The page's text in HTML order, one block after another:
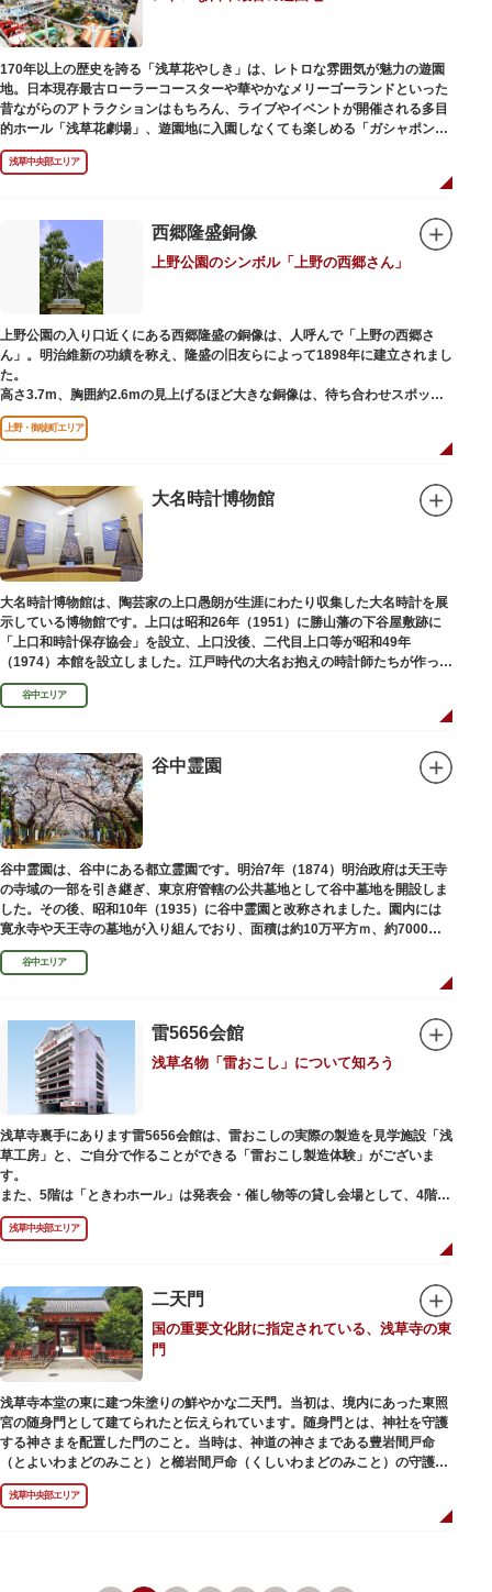
170年以上の歴史を誇る「浅草花やしき」は、レトロな雰囲気が魅力の遊園
地。日本現存最古ローラーコースターや華やかなメリーゴーランドといった
昔ながらのアトラクションはもちろん、ライブやイベントが開催される多目
的ホール「浅草花劇場」、遊園地に入園しなくても楽しめる「ガシャポンの
デパート浅草花やしき店」も併設され、さまざまな娯楽を楽しめる浅草の
「遊びの場」として親しまれています。
と菊細工を主とした花園（かえん）として誕生しました。明治時代に入ると
遊戯施設が置かれ、珍鳥や猛獣、見世物の展示などでも評判に。全国有数の
動物園としても知られるようになりました。戦後は遊園地として再開し、温
かさと懐かしさを併せ持つレトロなアトラクションや雰囲気で人気のスポッ
トとなっています。幼児（0歳～4歳）は入園とのりもの料が無料で、年齢や
身長制限の無いアトラクションもあり、子どもの遊園地デビューにもぴった
りです。
浅草中央部エリア
西郷隆盛銅像
上野公園のシンボル「上野の西郷さん」
上野公園の入り口近くにある西郷隆盛の銅像は、人呼んで「上野の西郷さ
ん」。明治維新の功績を称え、隆盛の旧友らによって1898年に建立されまし
た。
高さ3.7m、胸囲約2.6mの見上げるほど大きな銅像は、待ち合わせスポット
やフォトスポットとして親しまれています。彫刻家、高村光雲によって作ら
れた像は、愛犬のツンと一緒にうさぎ狩りに出かけているところだそう。
上野公園にお立ち寄りの際は、ぜひ「上野の西郷さん」と写真撮影を楽しん
上野・御徒町エリア
大名時計博物館
大名時計博物館は、陶芸家の上口愚朗が生涯にわたり収集した大名時計を展
示している博物館です。上口は昭和26年（1951）に勝山藩の下谷屋敷跡に
「上口和時計保存協会」を設立、上口没後、二代目上口等が昭和49年
（1974）本館を設立しました。江戸時代の大名お抱えの時計師たちが作った
櫓時計、台時計、枕時計などが並びます。
谷中エリア
谷中霊園
谷中霊園は、谷中にある都立霊園です。明治7年（1874）明治政府は天王寺
の寺域の一部を引き継ぎ、東京府管轄の公共墓地として谷中墓地を開設しま
した。その後、昭和10年（1935）に谷中霊園と改称されました。園内には
寛永寺や天王寺の墓地が入り組んでおり、面積は約10万平方ｍ、約7000基
の墓が並んでいます。園内を通る「さくら通り」は桜の名所となっていま
す。谷中エリア
雷5656会館
浅草名物「雷おこし」について知ろう
浅草寺裏手にあります雷5656会館は、雷おこしの実際の製造を見学施設「浅
草工房」と、ご自分で作ることができる「雷おこし製造体験」がございま
す。
また、5階は「ときわホール」は発表会・催し物等の貸し会場として、4階は
打合せなどでご利用いただける「貸しスペース」がございます。
浅草中央部エリア
二天門
国の重要文化財に指定されている、浅草寺の東
門
浅草寺本堂の東に建つ朱塗りの鮮やかな二天門。当初は、境内にあった東照
宮の随身門として建てられたと伝えられています。随身門とは、神社を守護
する神さまを配置した門のこと。当時は、神道の神さまである豊岩間戸命
（とよいわまどのみこと）と櫛岩間戸命（くしいわまどのみこと）の守護神
像が左右に祀られていました。
しかし、1868年（明治元年）に明治政府が発令した神仏分離令により、仏教
寺院である浅草寺には、この2柱の神さまの像を祀ることができなくなりま
浅草中央部エリア